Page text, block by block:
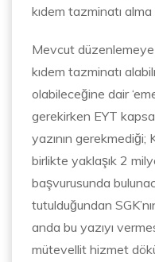
kıdem tazminatı alma
Mevcut
kıdem tazminatı
olabileceğine dair
gerekirken EYT
yazının gerekmediği;
birlikte yaklaşık 2
başvurusunda
tutulduğundan
anda bu yazıyı
mütevellit hizmet